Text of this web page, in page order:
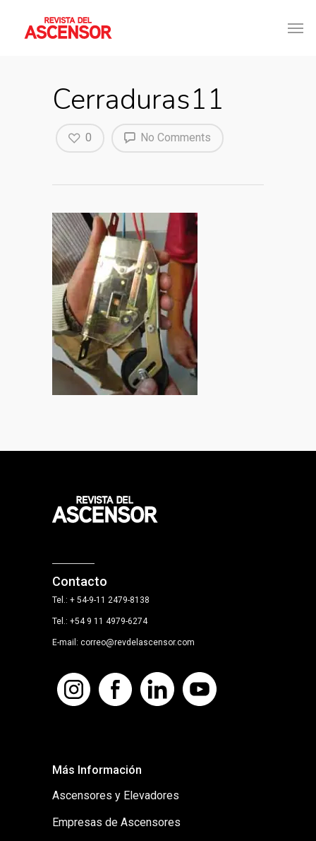
Cerraduras11
No Comments
0
Contacto
Tel.: + 54-9-11 2479-8138
Tel.: +54 9 11 4979-6274
E-mail: correo@revdelascensor.com
Más Información
Ascensores y Elevadores
Empresas de Ascensores